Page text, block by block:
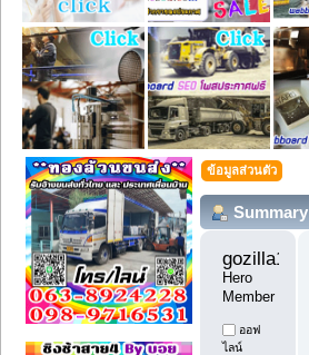
ข้อมูลส่วนตัว
Summary
Hero
Member
ออฟ
ไลน์